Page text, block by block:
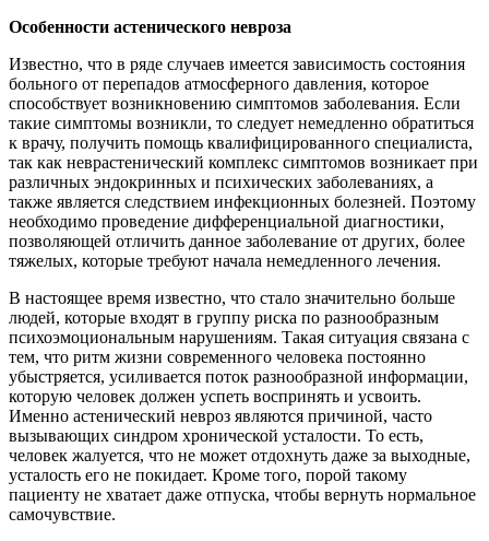
Особенности астенического невроза
Известно, что в ряде случаев имеется зависимость состояния
больного от перепадов атмосферного давления, которое
способствует возникновению симптомов заболевания. Если
такие симптомы возникли, то следует немедленно обратиться
к врачу, получить помощь квалифицированного специалиста,
так как неврастенический комплекс симптомов возникает при
различных эндокринных и психических заболеваниях, а
также является следствием инфекционных болезней. Поэтому
необходимо проведение дифференциальной диагностики,
позволяющей отличить данное заболевание от других, более
тяжелых, которые требуют начала немедленного лечения.
В настоящее время известно, что стало значительно больше
людей, которые входят в группу риска по разнообразным
психоэмоциональным нарушениям. Такая ситуация связана с
тем, что ритм жизни современного человека постоянно
убыстряется, усиливается поток разнообразной информации,
которую человек должен успеть воспринять и усвоить.
Именно астенический невроз являются причиной, часто
вызывающих синдром хронической усталости. То есть,
человек жалуется, что не может отдохнуть даже за выходные,
усталость его не покидает. Кроме того, порой такому
пациенту не хватает даже отпуска, чтобы вернуть нормальное
самочувствие.